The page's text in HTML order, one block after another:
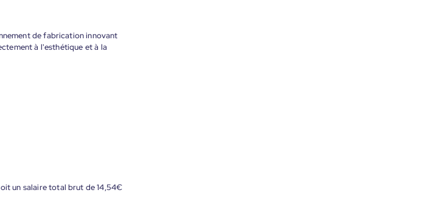
de fabrication innovant
à l'esthétique et à la
un salaire total brut de 14,54€